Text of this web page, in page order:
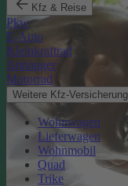
Kfz & Reise
Pkw
E-Auto
Kleinkraftrad
Anhänger
Motorrad
Weitere Kfz-
Wohnwagen
Lieferwagen
Wohnmobil
Quad
Trike